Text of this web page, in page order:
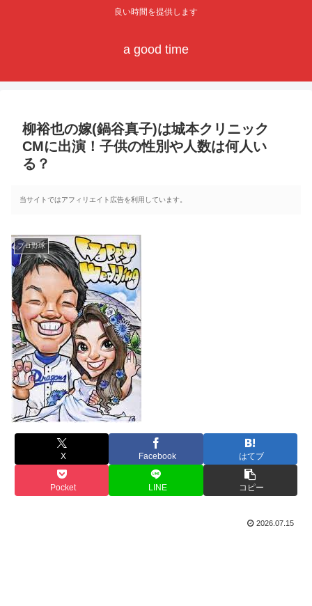
良い時間を提供します
a good time
柳裕也の嫁(鍋谷真子)は城本クリニック
CMに出演！子供の性別や人数は何人い
る？
当サイトではアフィリエイト広告を利用しています。
プロ野球
X Facebook はてブ
Pocket LINE コピー
2026.07.15